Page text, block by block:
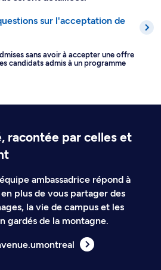
sur l'acceptation de
sans avoir à accepter une offre
candidats admis à un programme
racontée par celles et
ambassadrice répond à
plus de vous partager des
la vie de campus et les
gardés de la montagne.